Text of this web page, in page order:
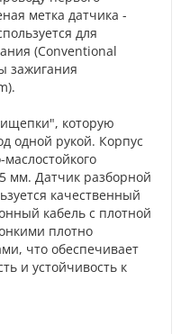
метка датчика -
для
(Conventional
зажигания
которую
одной рукой. Корпус
мм. Датчик разборной
качественный
кабель с плотной
плотно
что обеспечивает
и устойчивость к